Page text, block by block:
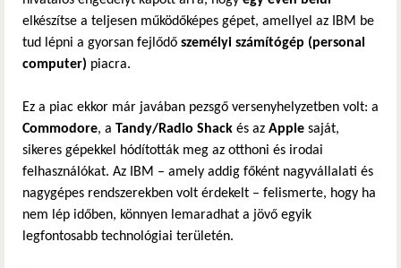
elkészítse a teljesen működőképes gépet, amellyel az IBM be
tud lépni a gyorsan fejlődő személyi számítógép (personal
computer) piacra.
Ez a piac ekkor már javában pezsgő versenyhelyzetben volt: a
Commodore, a Tandy/Radio Shack és az Apple saját,
sikeres gépekkel hódították meg az otthoni és irodai
felhasználókat. Az IBM – amely addig főként nagyvállalati és
nagygépes rendszerekben volt érdekelt – felismerte, hogy ha
nem lép időben, könnyen lemaradhat a jövő egyik
legfontosabb technológiai területén.